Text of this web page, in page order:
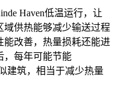
Haven低温运行，让
域供热能够减少输送过程
能改善，热量损耗还能进
，每年可能节能
建筑，相当于减少热量